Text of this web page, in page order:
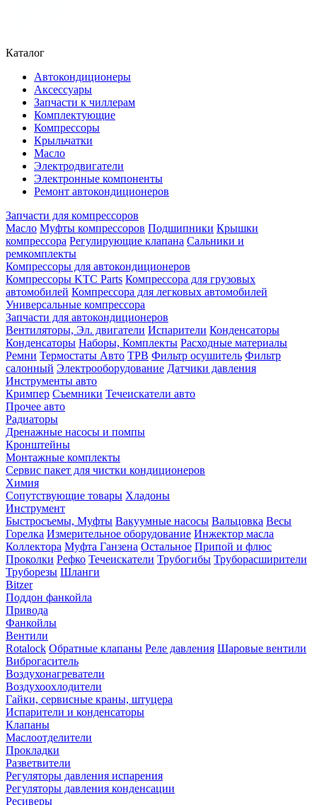
Каталог
Автокондиционеры
Аксессуары
Запчасти к чиллерам
Комплектующие
Компрессоры
Крыльчатки
Масло
Электродвигатели
Электронные компоненты
Ремонт автокондиционеров
Запчасти для компрессоров
Масло Муфты компрессоров Подшипники Крышки
компрессора Регулирующие клапана Сальники и
ремкомплекты
Компрессоры для автокондиционеров
Компрессоры KTC Parts Компрессора для грузовых
автомобилей Компрессора для легковых автомобилей
Универсальные компрессора
Запчасти для автокондиционеров
Вентиляторы, Эл. двигатели Испарители Конденсаторы
Конденсаторы Наборы, Комплекты Расходные материалы
Ремни Термостаты Авто ТРВ Фильтр осушитель Фильтр
салонный Электрооборудование Датчики давления
Инструменты авто
Кримпер Съемники Течеискатели авто
Прочее авто
Радиаторы
Дренажные насосы и помпы
Кронштейны
Монтажные комплекты
Сервис пакет для чистки кондиционеров
Химия
Сопутствующие товары Хладоны
Инструмент
Быстросъемы, Муфты Вакуумные насосы Вальцовка Весы
Горелка Измерительное оборудование Инжектор масла
Коллектора Муфта Ганзена Остальное Припой и флюс
Проколки Рефко Течеискатели Трубогибы Труборасширители
Труборезы Шланги
Bitzer
Поддон фанкойла
Привода
Фанкойлы
Вентили
Rotalock Обратные клапаны Реле давления Шаровые вентили
Виброгаситель
Воздухонагреватели
Воздухоохлодители
Гайки, сервисные краны, штуцера
Испарители и конденсаторы
Клапаны
Маслоотделители
Прокладки
Разветвители
Регуляторы давления испарения
Регуляторы давления конденсации
Ресиверы